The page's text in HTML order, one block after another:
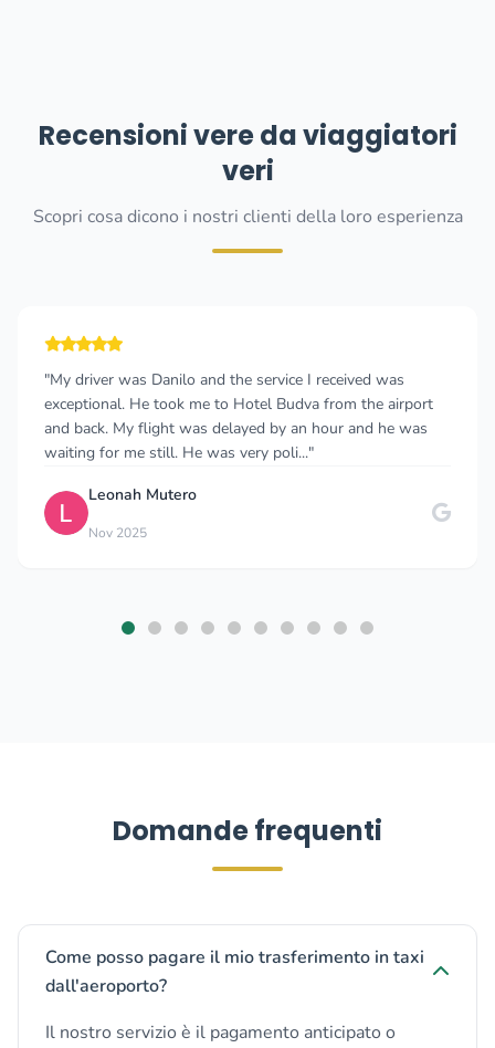
Recensioni vere da viaggiatori
veri
Scopri cosa dicono i nostri clienti della loro esperienza
"My driver was Danilo and the service I received was
exceptional. He took me to Hotel Budva from the airport
and back. My flight was delayed by an hour and he was
waiting for me still. He was very poli..."
Leonah Mutero
Nov 2025
Domande frequenti
Come posso pagare il mio trasferimento in taxi
dall'aeroporto?
Il nostro servizio è il pagamento anticipato o